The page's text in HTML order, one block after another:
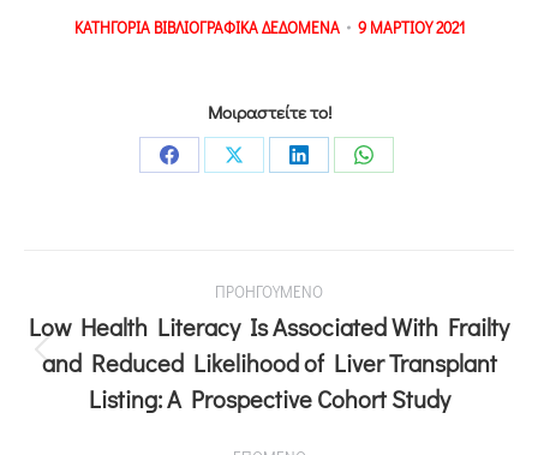
ΚΑΤΗΓΟΡΙΑ ΒΙΒΛΙΟΓΡΑΦΙΚΑ ΔΕΔΟΜΕΝΑ 9 ΜΑΡΤΙΟΥ 2021
Μοιραστείτε το!
ΠΡΟΗΓΟΥΜΕΝΟ
Low Health Literacy Is Associated With Frailty
and Reduced Likelihood of Liver Transplant
Listing: A Prospective Cohort Study